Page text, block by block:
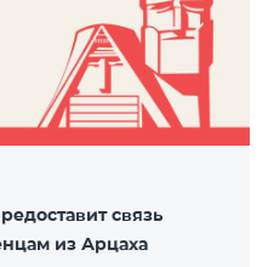
связь
из Арцаха